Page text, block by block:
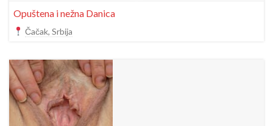
Opuštena i nežna Danica
Čačak, Srbija